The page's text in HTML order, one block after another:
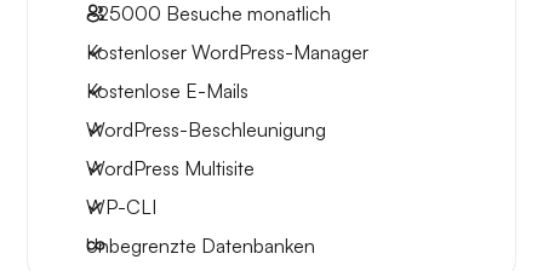
~25000 Besuche monatlich
Kostenloser WordPress-Manager
Kostenlose E-Mails
WordPress-Beschleunigung
WordPress Multisite
WP-CLI
Unbegrenzte Datenbanken